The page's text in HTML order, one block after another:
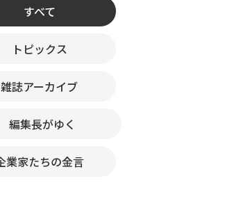
すべて
トピックス
雑誌アーカイブ
編集長がゆく
業家たちの金言